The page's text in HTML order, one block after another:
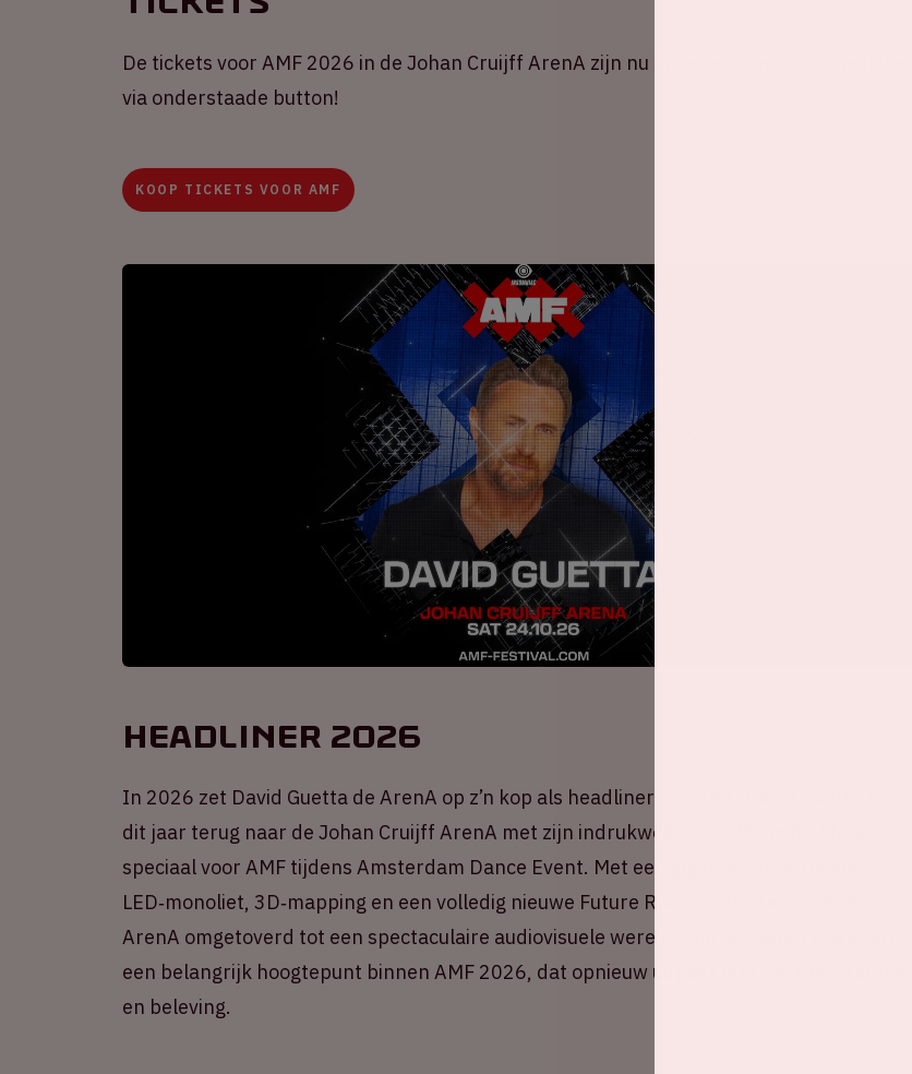
De tickets voor AMF 2026 in de Johan Cruijff ArenA zijn nu in de verkoop. Scoor je tickets
via onderstaade button!
KOOP TICKETS VOOR AMF
Headliner 2026
In 2026 zet David Guetta de ArenA op z’n kop als headliner van AMF. David Guetta keert
dit jaar terug naar de Johan Cruijff ArenA met zijn indrukwekkende Monolith Show,
speciaal voor AMF tijdens Amsterdam Dance Event. Met een gigantische verticale
LED‑monoliet, 3D‑mapping en een volledig nieuwe Future Rave‑productie wordt de
ArenA omgetoverd tot een spectaculaire audiovisuele wereld. Zijn optreden markeert
een belangrijk hoogtepunt binnen AMF 2026, dat opnieuw uitpakt met next‑level staging
en beleving.